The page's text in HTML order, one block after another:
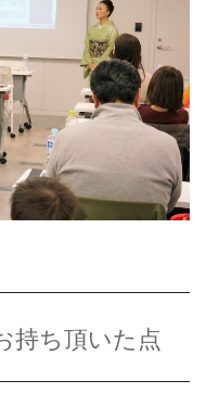
持ち頂いた点